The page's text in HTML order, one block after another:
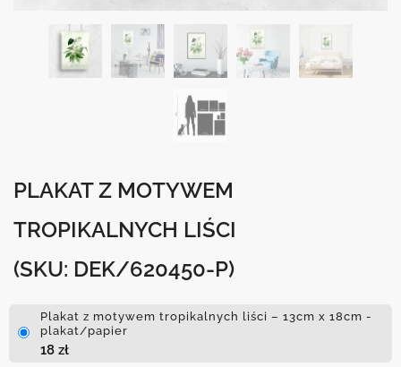
PLAKAT Z MOTYWEM
TROPIKALNYCH LIŚCI
(SKU: DEK/620450-P)
Plakat z motywem tropikalnych liści – 13cm x 18cm -
plakat/papier
18 zł